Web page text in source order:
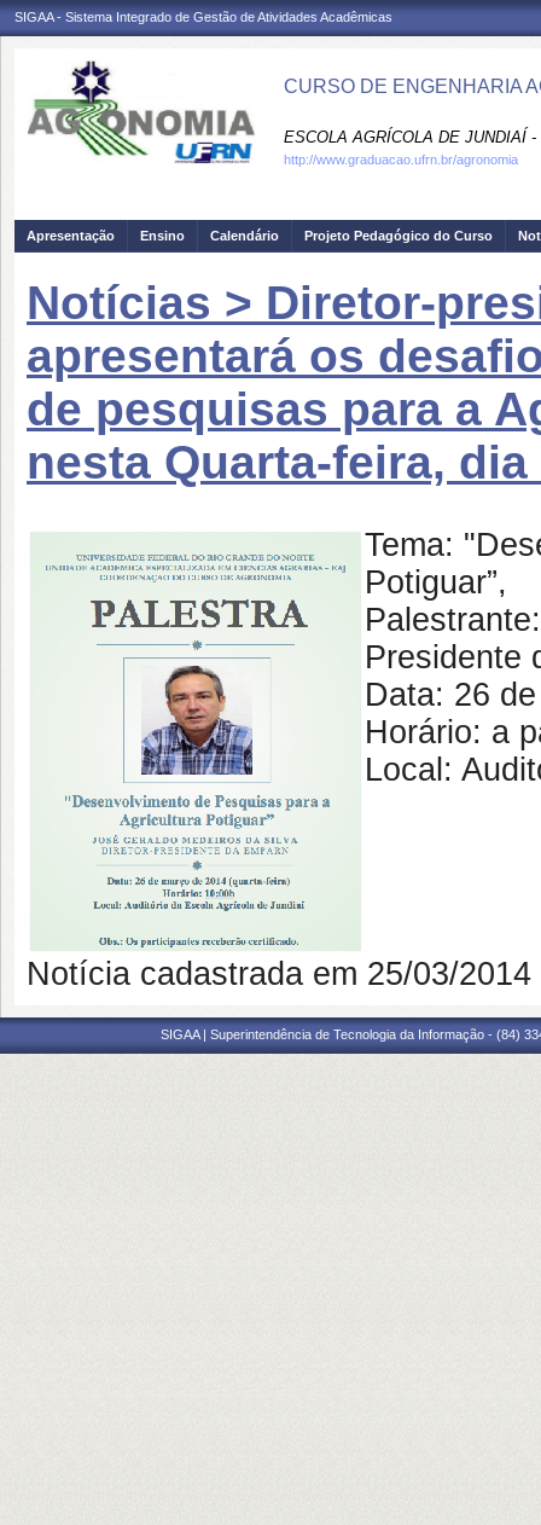
SIGAA - Sistema Integrado de Gestão de Atividades Acadêmicas
CURSO DE ENGENHARIA
ESCOLA AGRÍCOLA DE JUNDIAÍ -
http://www.graduacao.ufrn.br/agronomia
Apresentação Ensino Calendário Projeto Pedagógico do Curso
Notícias > Diretor-
apresentará os
de pesquisas para a
nesta Quarta-feira,
Tema:
Potiguar”,
Presidente
Data: 26
Horário: a
Local:
Notícia cadastrada em 25/03/
SIGAA | Superintendência de Tecnologia da Informação - (84)